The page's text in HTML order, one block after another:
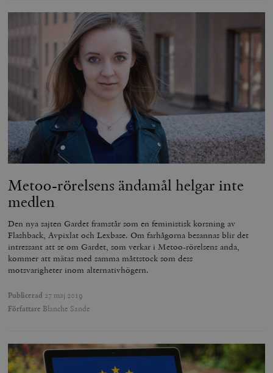
Metoo-rörelsens ändamål helgar inte
medlen
Den nya sajten Gardet framstår som en feministisk korsning av
Flashback, Avpixlat och Lexbase. Om farhågorna besannas blir det
intressant att se om Gardet, som verkar i Metoo-rörelsens anda,
kommer att mätas med samma måttstock som dess
motsvarigheter inom alternativhögern.
Publicerad 27 maj 2019
Författare Blanche Sande